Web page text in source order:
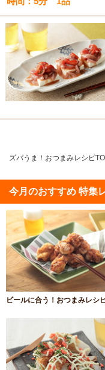
ズバうま！おつまみレシピ
今月のおすすめ 特集
ビールに合う！おつまみレシ